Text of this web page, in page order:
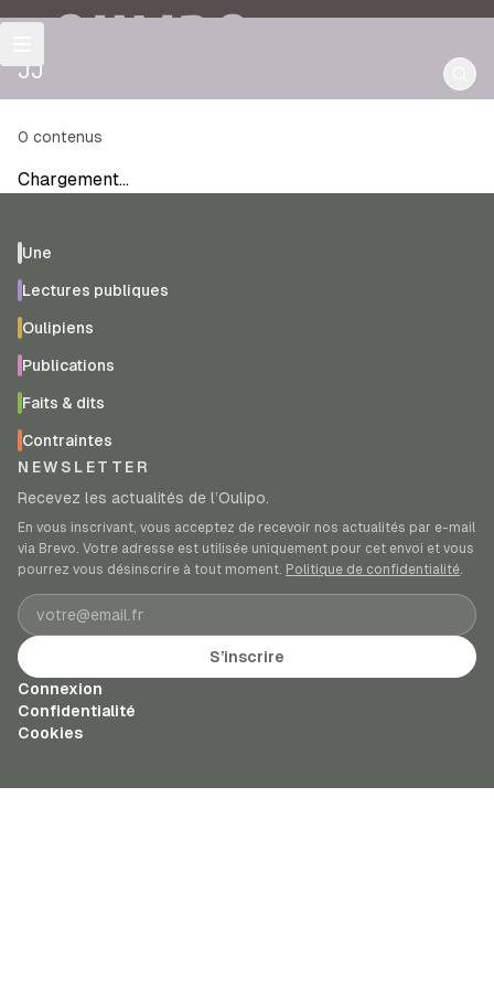
JJ
0 contenus
Chargement…
Une
Lectures publiques
Oulipiens
Publications
Faits & dits
Contraintes
NEWSLETTER
Recevez les actualités de l’Oulipo.
En vous inscrivant, vous acceptez de recevoir nos actualités par e-mail
via Brevo. Votre adresse est utilisée uniquement pour cet envoi et vous
pourrez vous désinscrire à tout moment. Politique de confidentialité.
Adresse e-mail
S’inscrire
Connexion
Confidentialité
Cookies